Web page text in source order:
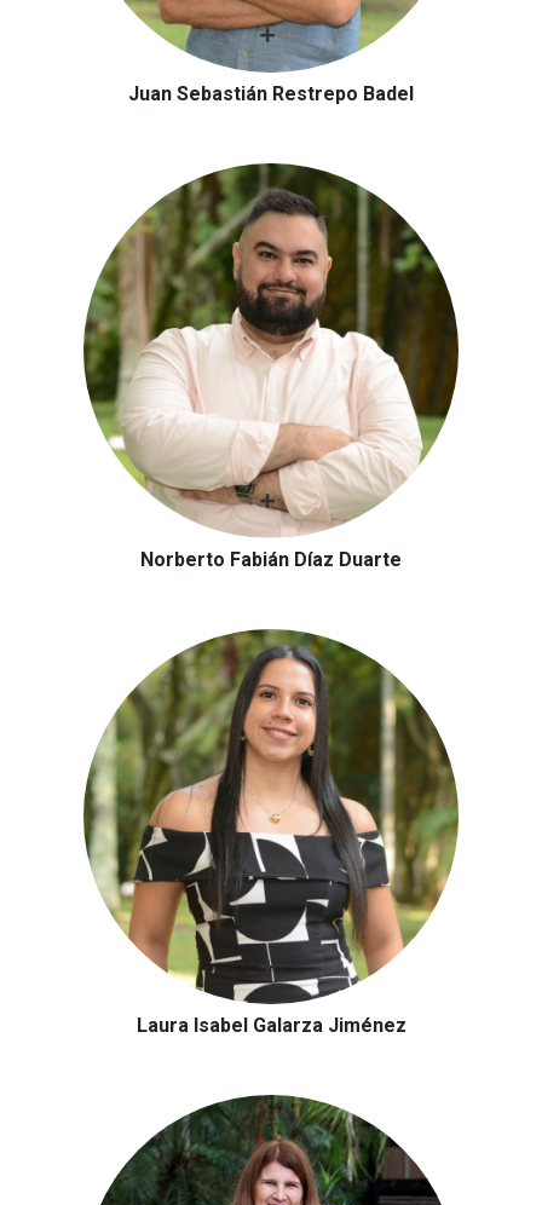
Juan Sebastián Restrepo Badel
Norberto Fabián Díaz Duarte
Laura Isabel Galarza Jiménez